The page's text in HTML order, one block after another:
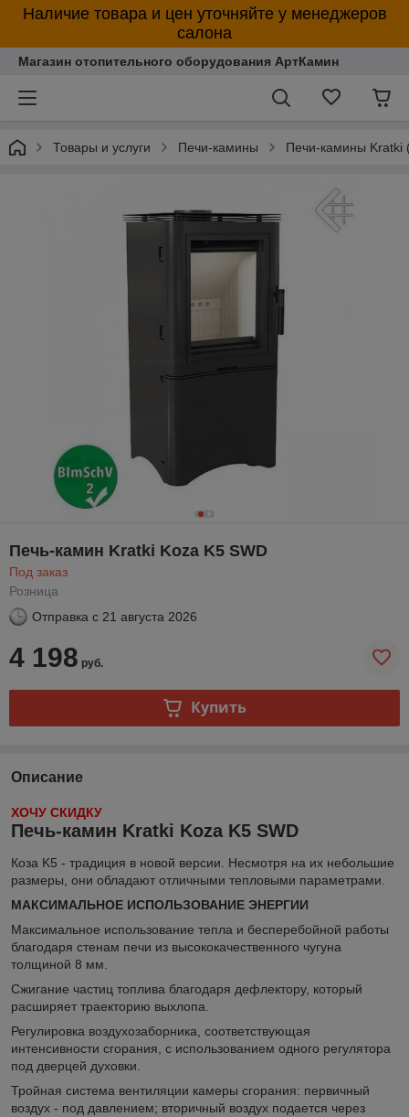
Наличие товара и цен уточняйте у менеджеров
салона
Магазин отопительного оборудования АртКамин
Товары и услуги Печи-камины Печи-камины Kratki
Печь-камин Kratki Koza K5 SWD
Под заказ
Розница
Отправка с 21 августа 2026
4 198 руб.
Купить
Описание
ХОЧУ СКИДКУ
Печь-камин Kratki Koza K5 SWD
Коза K5 - традиция в новой версии. Несмотря на их небольшие
размеры, они обладают отличными тепловыми параметрами.
МАКСИМАЛЬНОЕ ИСПОЛЬЗОВАНИЕ ЭНЕРГИИ
Максимальное использование тепла и бесперебойной работы
благодаря стенам печи из высококачественного чугуна
толщиной 8 мм.
Сжигание частиц топлива благодаря дефлектору, который
расширяет траекторию выхлопа.
Регулировка воздухозаборника, соответствующая
интенсивности сгорания, с использованием одного регулятора
под дверцей духовки.
Тройная система вентиляции камеры сгорания: первичный
воздух - под давлением; вторичный воздух подается через